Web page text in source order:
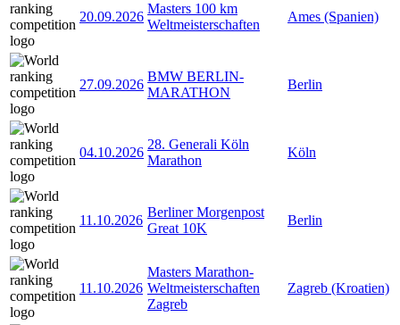
20.09.2026
Masters 100 km
Weltmeisterschaften
Ames (Spanien)
27.09.2026
BMW BERLIN-
MARATHON
Berlin
04.10.2026
28. Generali Köln
Marathon
Köln
11.10.2026
Berliner Morgenpost
Great 10K
Berlin
11.10.2026
Masters Marathon-
Weltmeisterschaften
Zagreb
Zagreb (Kroatien)